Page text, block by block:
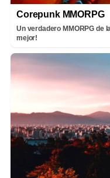
Corepunk MMORPG
Un verdadero MMORPG de
mejor!